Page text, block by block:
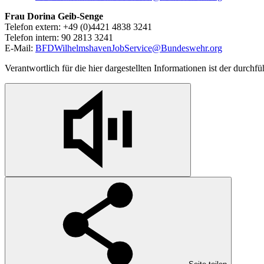
Frau Dorina Geib-Senge
Telefon extern: +49 (0)4421 4838 3241
Telefon intern: 90 2813 3241
E-Mail: BFDWilhelmshavenJobService@Bundeswehr.org
Verantwortlich für die hier dargestellten Informationen ist der